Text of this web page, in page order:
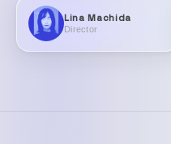
Lina Machida
Director